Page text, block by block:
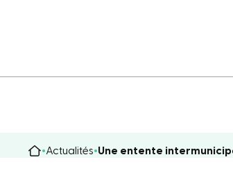
Actualités Une entente